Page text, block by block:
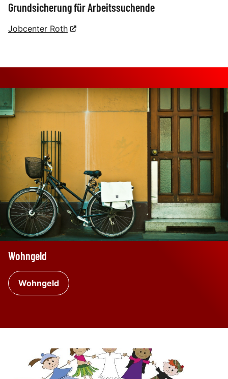
Grundsicherung für Arbeitssuchende
Jobcenter Roth
Wohngeld
Wohngeld